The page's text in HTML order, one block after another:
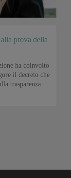
prova della
ha coinvolto
il decreto che
trasparenza